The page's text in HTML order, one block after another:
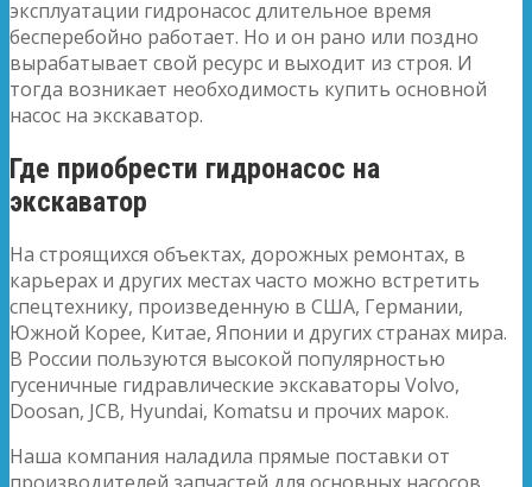
эксплуатации гидронасос длительное время
бесперебойно работает. Но и он рано или поздно
вырабатывает свой ресурс и выходит из строя. И
тогда возникает необходимость купить основной
насос на экскаватор.
Где приобрести гидронасос на
экскаватор
На строящихся объектах, дорожных ремонтах, в
карьерах и других местах часто можно встретить
спецтехнику, произведенную в США, Германии,
Южной Корее, Китае, Японии и других странах мира.
В России пользуются высокой популярностью
гусеничные гидравлические экскаваторы Volvo,
Doosan, JCB, Hyundai, Komatsu и прочих марок.
Наша компания наладила прямые поставки от